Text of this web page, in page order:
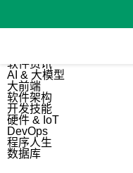
软件资讯
AI & 大模型
大前端
软件架构
开发技能
硬件 & IoT
DevOps
程序人生
数据库